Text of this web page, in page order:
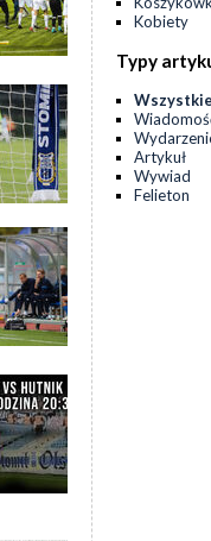
Kobiety
Typy
Wszystkie
Artykuł
Wywiad
Felieton